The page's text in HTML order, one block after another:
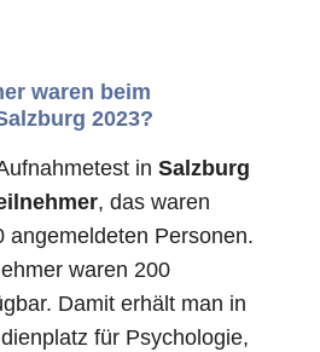
waren beim
2023?
in Salzburg
, das waren
angemeldeten Personen.
waren 200
Damit erhält man in
für Psychologie,